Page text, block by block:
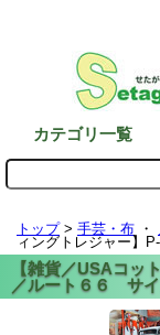
カテゴリ一覧
トップ> 手芸・布 ・
ィングトレジャー】